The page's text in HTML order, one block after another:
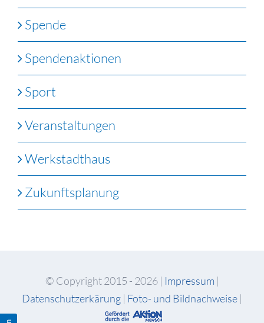
Spende
Spendenaktionen
Sport
Veranstaltungen
Werkstadthaus
Zukunftsplanung
© Copyright 2015 - 2026 | Impressum |
Datenschutzerkärung | Foto- und Bildnachweise |